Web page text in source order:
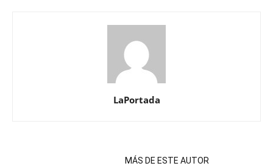
LaPortada
MÁS DE ESTE AUTOR